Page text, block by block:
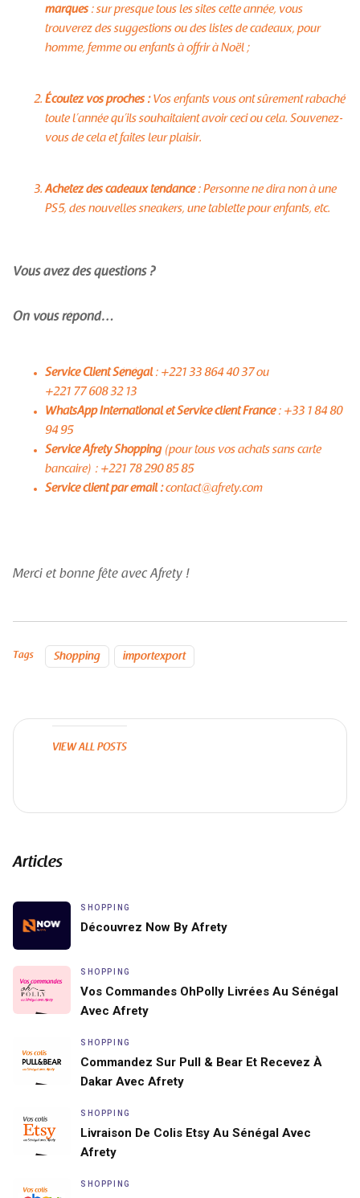
marques : sur presque tous les sites cette année, vous
trouverez des suggestions ou des listes de cadeaux, pour
homme, femme ou enfants à offrir à Noël ;
Écoutez vos proches : Vos enfants vous ont sûrement rabaché
toute l’année qu’ils souhaitaient avoir ceci ou cela. Souvenez-
vous de cela et faites leur plaisir.
Achetez des cadeaux tendance : Personne ne dira non à une
PS5, des nouvelles sneakers, une tablette pour enfants, etc.
Vous avez des questions ?
On vous répond…
Service Client Sénégal: +221 33 864 40 37 ou
+221 77 608 32 13
WhatsApp International et Service client France : +33 1 84 80
94 95
Service Afrety Shopping (pour tous vos achats sans carte
bancaire) : +221 78 290 85 85
Service client par email :contact@afrety.com
Merci et bonne fête avec Afrety !
Tags Shopping importexport
VIEW ALL POSTS
Articles
SHOPPING
Découvrez Now By Afrety
SHOPPING
Vos Commandes OhPolly Livrées Au Sénégal
Avec Afrety
SHOPPING
Commandez Sur Pull & Bear Et Recevez À
Dakar Avec Afrety
SHOPPING
Livraison De Colis Etsy Au Sénégal Avec
Afrety
SHOPPING